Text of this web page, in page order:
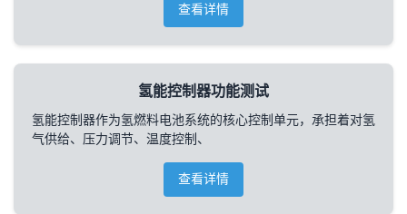
查看详情
氢能控制器功能测试
氢能控制器作为氢燃料电池系统的核心控制单元，承担着对氢
气供给、压力调节、温度控制、
查看详情